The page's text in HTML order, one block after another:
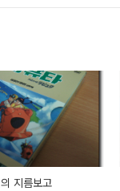
지름보고